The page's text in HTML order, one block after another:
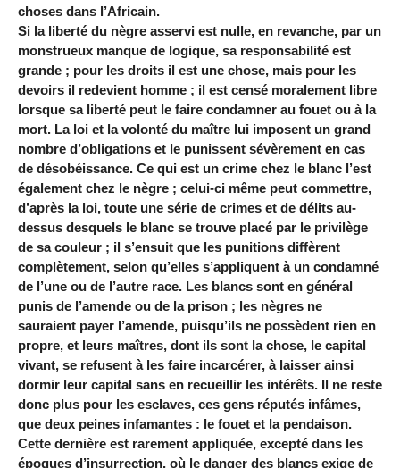
choses dans l’Africain.
Si la liberté du nègre asservi est nulle, en revanche, par un
monstrueux manque de logique, sa responsabilité est
grande ; pour les droits il est une chose, mais pour les
devoirs il redevient homme ; il est censé moralement libre
lorsque sa liberté peut le faire condamner au fouet ou à la
mort. La loi et la volonté du maître lui imposent un grand
nombre d’obligations et le punissent sévèrement en cas
de désobéissance. Ce qui est un crime chez le blanc l’est
également chez le nègre ; celui-ci même peut commettre,
d’après la loi, toute une série de crimes et de délits au-
dessus desquels le blanc se trouve placé par le privilège
de sa couleur ; il s’ensuit que les punitions diffèrent
complètement, selon qu’elles s’appliquent à un condamné
de l’une ou de l’autre race. Les blancs sont en général
punis de l’amende ou de la prison ; les nègres ne
sauraient payer l’amende, puisqu’ils ne possèdent rien en
propre, et leurs maîtres, dont ils sont la chose, le capital
vivant, se refusent à les faire incarcérer, à laisser ainsi
dormir leur capital sans en recueillir les intérêts. Il ne reste
donc plus pour les esclaves, ces gens réputés infâmes,
que deux peines infamantes : le fouet et la pendaison.
Cette dernière est rarement appliquée, excepté dans les
époques d’insurrection, où le danger des blancs exige de